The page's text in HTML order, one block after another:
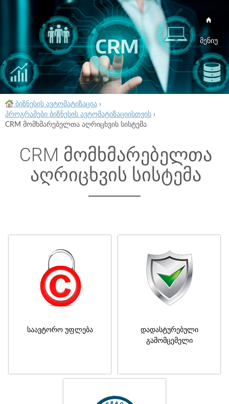
მენიუ
ბიზნესის ავტომატიზაცია ›
პროგრამები ბიზნესის ავტომატიზაციისთვის ›
CRM მომხმარებელთა აღრიცხვის სისტემა
CRM მომხმარებელთა
აღრიცხვის სისტემა
საავტორო უფლება
დადასტურებული
გამომცემელი